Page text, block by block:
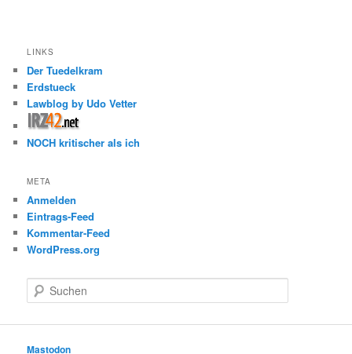
LINKS
Der Tuedelkram
Erdstueck
Lawblog by Udo Vetter
NOCH kritischer als ich
META
Anmelden
Eintrags-Feed
Kommentar-Feed
WordPress.org
u
e
Mastodon